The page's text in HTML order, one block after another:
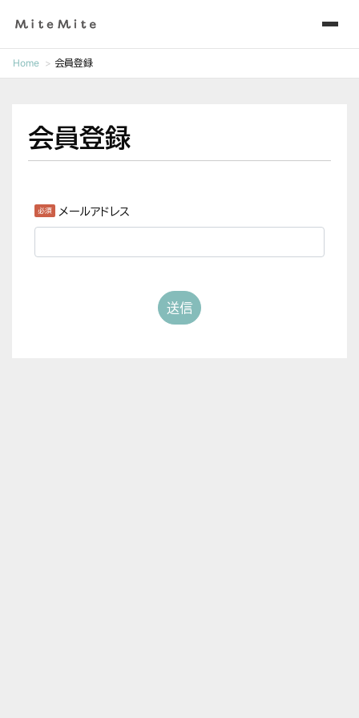
Home 会員登録
会員登録
メールアドレス
送信